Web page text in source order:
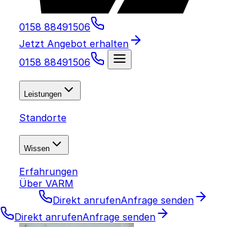
0158 88491506
Jetzt Angebot erhalten
0158 88491506
Leistungen
Standorte
Wissen
Erfahrungen
Über VARM
Direkt anrufenAnfrage senden
Direkt anrufenAnfrage senden